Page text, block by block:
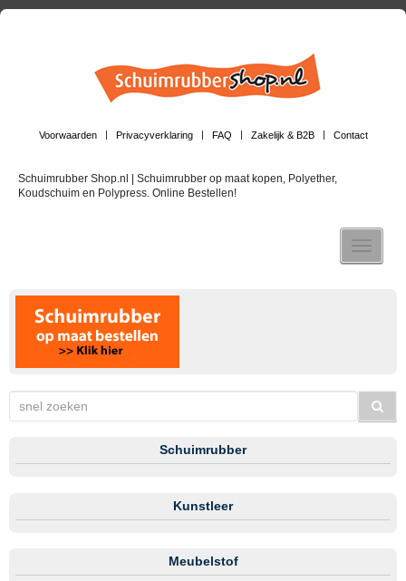
Voorwaarden Privacyverklaring FAQ Zakelijk & B2B Contact
Schuimrubber Shop.nl | Schuimrubber op maat kopen, Polyether,
Koudschuim en Polypress. Online Bestellen!
Toggle
Schuimrubber
Kunstleer
Meubelstof